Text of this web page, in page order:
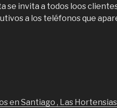
se invita a todos loos
a los teléfonos que
en Santiago , Las